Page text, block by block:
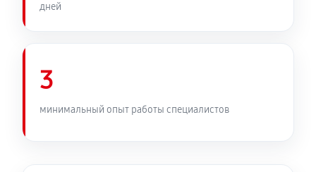
дней
3
минимальный опыт работы специалистов